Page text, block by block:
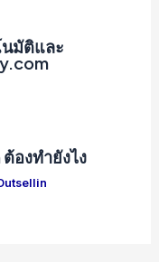
นมัติและ
องทำยังไง